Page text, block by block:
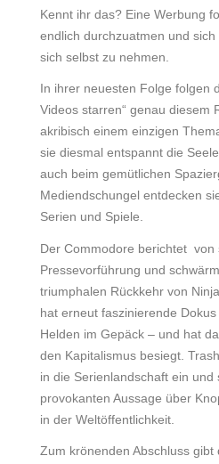
Kennt ihr das? Eine Werbung
endlich durchzuatmen und
sich selbst zu nehmen.
In ihrer neuesten Folge folgen
Videos starren“ genau diesem
akribisch einem einzigen
sie diesmal entspannt die
auch beim gemütlichen
Mediendschungel entdecken
Serien und Spiele.
Der Commodore berichtet von
Pressevorführung und
triumphalen Rückkehr von
hat erneut faszinierende
Helden im Gepäck – und hat
den Kapitalismus besiegt.
in die Serienlandschaft ein und
provokanten Aussage über
in der Weltöffentlichkeit.
Zum krönenden Abschluss gibt